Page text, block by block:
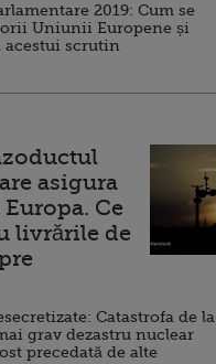
2019: Cum se
Uniunii Europene și
acestui scrutin
asigura
Ce
livrările de
Catastrofa de la
grav dezastru nuclear
precedată de alte